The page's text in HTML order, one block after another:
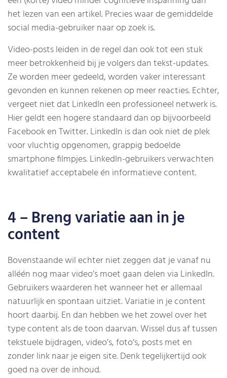
het lezen van een artikel. Precies waar de gemiddelde
social media-gebruiker naar op zoek is.
Video-posts leiden in de regel dan ook tot een stuk
meer betrokkenheid bij je volgers dan tekst-updates.
Ze worden meer gedeeld, worden vaker interessant
gevonden en kunnen rekenen op meer reacties. Echter,
vergeet niet dat LinkedIn een professioneel netwerk is.
Hier geldt een hogere standaard dan op bijvoorbeeld
Facebook en Twitter. LinkedIn is dan ook niet de plek
voor vluchtig opgenomen, grappig bedoelde
smartphone filmpjes. LinkedIn-gebruikers verwachten
kwalitatief acceptabele én informatieve content.
4 – Breng variatie aan in je
content
Bovenstaande wil echter niet zeggen dat je vanaf nu
alléén nog maar video’s moet gaan delen via LinkedIn.
Gebruikers waarderen het wanneer het er allemaal
natuurlijk en spontaan uitziet. Variatie in je content
hoort daarbij. En dan hebben we het zowel over het
type content als de toon daarvan. Wissel dus af tussen
tekstuele bijdragen, video’s, foto’s, posts met en
zonder link naar je eigen site. Denk tegelijkertijd ook
goed na over de inhoud.